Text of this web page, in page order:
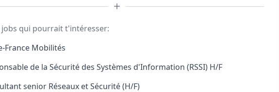
jobs qui pourrait t'intéresser:
France Mobilités
de la Sécurité des Systèmes d'Information (RSSI) H/F
senior Réseaux et Sécurité (H/F)